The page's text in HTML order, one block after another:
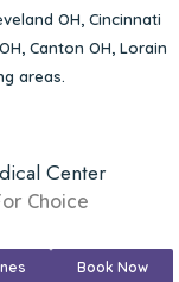
OH, Cincinnati
, Canton OH, Lorain
areas.
Center
Choice
Book Now